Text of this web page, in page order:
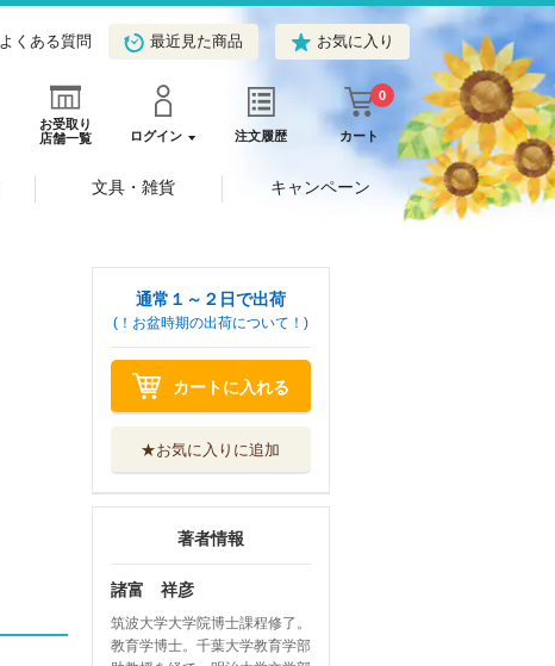
よくある質問 最近見た商品 お気に入り
お受取り
店舗一覧
ログイン 注文履歴 カート
0
文具・雑貨 キャンペーン
通常１～２日で出荷
(！お盆時期の出荷について！)
カートに入れる
★お気に入りに追加
著者情報
諸富 祥彦
筑波大学大学院博士課程修了。
教育学博士。千葉大学教育学部